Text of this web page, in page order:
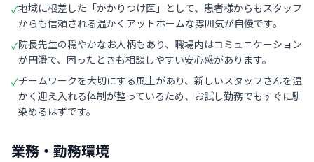
✓地域に根差した「かかりつけ医」として、患者様からもスタッフ
からも信頼される温かくアットホームな雰囲気が自慢です。
✓院長先生の穏やかなお人柄もあり、職場内はコミュニケーション
が円滑で、困ったときも相談しやすい安心感があります。
✓チームワークを大切にする風土があり、新しいスタッフさんを温
かく迎え入れる体制が整っているため、お試し勤務でもすぐに馴
染めるはずです。
業務・勤務環境